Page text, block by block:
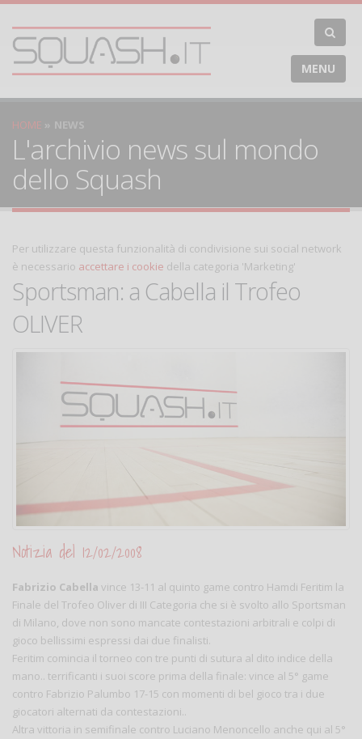
MENU
HOME NEWS
L'archivio news sul mondo
dello Squash
Per utilizzare questa funzionalità di condivisione sui social network
è necessario accettare i cookie della categoria 'Marketing'
Sportsman: a Cabella il Trofeo
OLIVER
Notizia del 12/02/2008
Fabrizio Cabella vince 13-11 al quinto game contro Hamdi Feritim la
Finale del Trofeo Oliver di III Categoria che si è svolto allo Sportsman
di Milano, dove non sono mancate contestazioni arbitrali e colpi di
gioco bellissimi espressi dai due finalisti.
Feritim comincia il torneo con tre punti di sutura al dito indice della
mano.. terrificanti i suoi score prima della finale: vince al 5° game
contro Fabrizio Palumbo 17-15 con momenti di bel gioco tra i due
giocatori alternati da contestazioni..
Altra vittoria in semifinale contro Luciano Menoncello anche qui al 5°